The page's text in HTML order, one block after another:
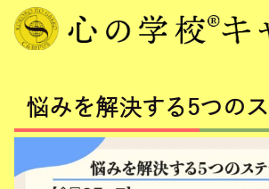
悩みを解決する5つの